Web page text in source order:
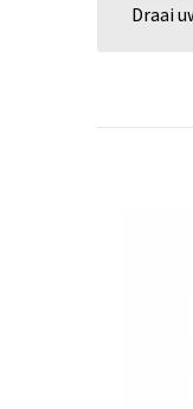
Draai